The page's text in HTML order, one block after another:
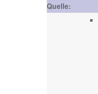
Quelle: